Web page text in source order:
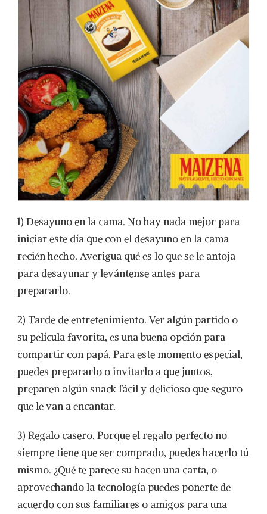
1) Desayuno en la cama. No hay nada mejor para
iniciar este día que con el desayuno en la cama
recién hecho. Averigua qué es lo que se le antoja
para desayunar y levántense antes para
prepararlo.
2) Tarde de entretenimiento. Ver algún partido o
su película favorita, es una buena opción para
compartir con papá. Para este momento especial,
puedes prepararlo o invitarlo a que juntos,
preparen algún snack fácil y delicioso que seguro
que le van a encantar.
3) Regalo casero. Porque el regalo perfecto no
siempre tiene que ser comprado, puedes hacerlo tú
mismo. ¿Qué te parece su hacen una carta, o
aprovechando la tecnología puedes ponerte de
acuerdo con sus familiares o amigos para una